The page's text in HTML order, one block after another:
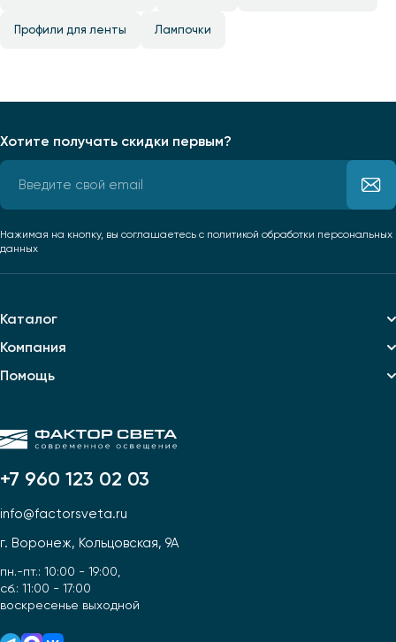
Профили для ленты Лампочки
+7 960 123 02 03
info@factorsveta.ru
г. Воронеж, Кольцовская, 9А
пн.-пт.: 10:00 - 19:00,
сб.: 11:00 - 17:00
воскресенье выходной
Каталог
Компания
Помощь
Хотите получать скидки первым?
Нажимая на кнопку, вы соглашаетесь с политикой обработки персональных
данных